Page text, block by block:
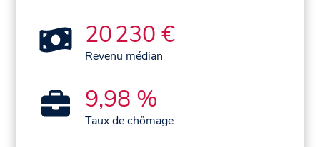
20 230 €
Revenu médian
9,98 %
Taux de chômage